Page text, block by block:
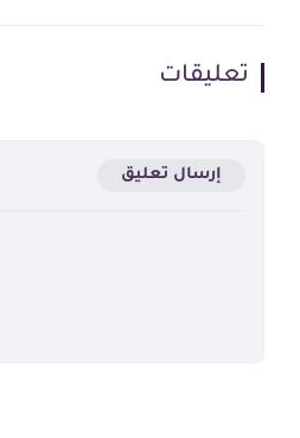
تعليقات
إرسال تعليق